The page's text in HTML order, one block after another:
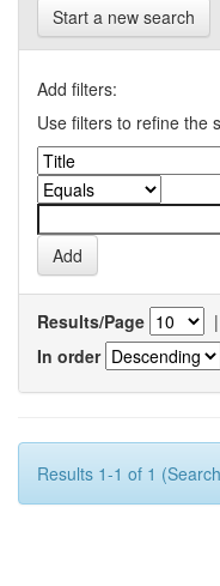
Start a new search
Add filters:
Use filters to refine the
Results/Page |
In order
Results 1-1 of 1